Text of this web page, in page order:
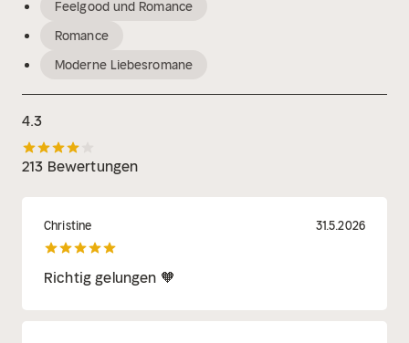
Feelgood und Romance
Romance
Moderne Liebesromane
4.3
213 Bewertungen
Christine 31.5.2026
Richtig gelungen 🧡